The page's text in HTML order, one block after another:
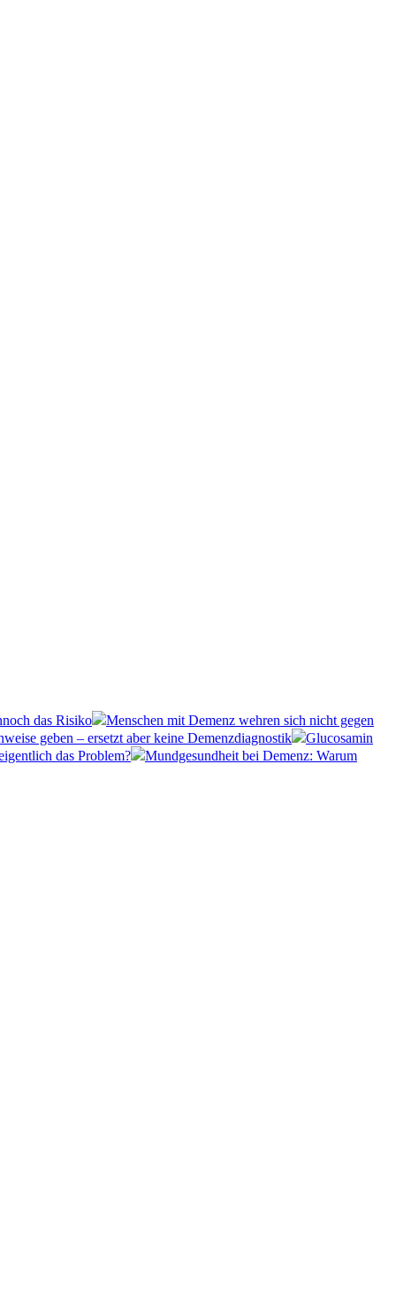
das Risiko
Menschen mit Demenz wehren sich nicht gegen
geben – ersetzt aber keine Demenzdiagnostik
Glucosamin
das Problem?
Mundgesundheit bei Demenz: Warum